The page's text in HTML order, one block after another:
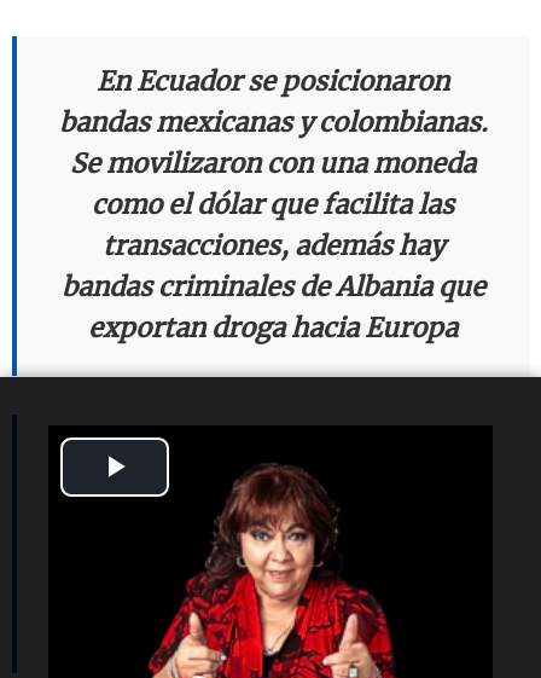
Video
En Ecuador se posicionaron
bandas mexicanas y colombianas.
Se movilizaron con una moneda
como el dólar que facilita las
transacciones, además hay
bandas criminales de Albania que
exportan droga hacia Europa
En Ecuador pensaban que esto no
era factible, que este problema
podía ocurrir en Colombia con los
carteles o en Perú con Sendero
Luminoso